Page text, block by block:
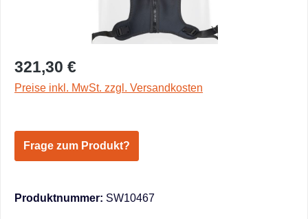
321,30 €
Preise inkl. MwSt. zzgl. Versandkosten
Frage zum Produkt?
Produktnummer: SW10467